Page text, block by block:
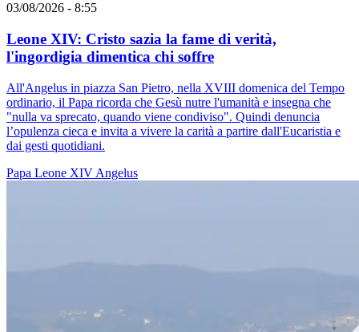
03/08/2026 - 8:55
Leone XIV: Cristo sazia la fame di verità,
l'ingordigia dimentica chi soffre
All'Angelus in piazza San Pietro, nella XVIII domenica del Tempo
ordinario, il Papa ricorda che Gesù nutre l'umanità e insegna che
"nulla va sprecato, quando viene condiviso". Quindi denuncia
l’opulenza cieca e invita a vivere la carità a partire dall'Eucaristia e
dai gesti quotidiani.
Papa Leone XIV Angelus